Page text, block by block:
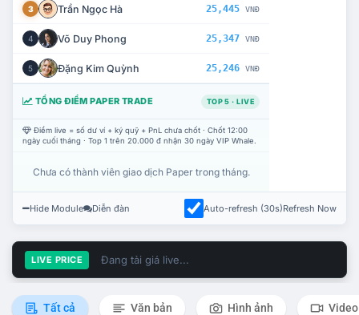
3 Trần Ngọc Hà 25,445 VNĐ
4 Võ Duy Phong 25,347 VNĐ
5 Đặng Kim Quỳnh 25,246 VNĐ
TỔNG ĐIỂM PAPER TRADE TOP 5 · LIVE
Điểm live = số dư ví + ký quỹ + PnL chưa chốt · Chốt 12:00
ngày cuối tháng · Top 1 trên 20.000 đ nhận 30 ngày VIP Whale.
Chưa có thành viên giao dịch Paper trong tháng.
Hide Module Diễn đàn Auto-refresh (30s)Refresh Now
LIVE PRICE Đang tải giá live...
Tất cả Văn bản Hình ảnh Video